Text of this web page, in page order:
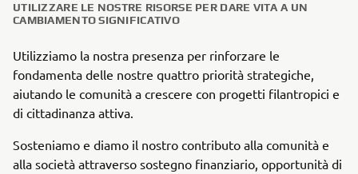
UTILIZZARE LE NOSTRE RISORSE PER DARE VITA A UN
CAMBIAMENTO SIGNIFICATIVO
Utilizziamo la nostra presenza per rinforzare le
fondamenta delle nostre quattro priorità strategiche,
aiutando le comunità a crescere con progetti filantropici e
di cittadinanza attiva.
Sosteniamo e diamo il nostro contributo alla comunità e
alla società attraverso sostegno finanziario, opportunità di